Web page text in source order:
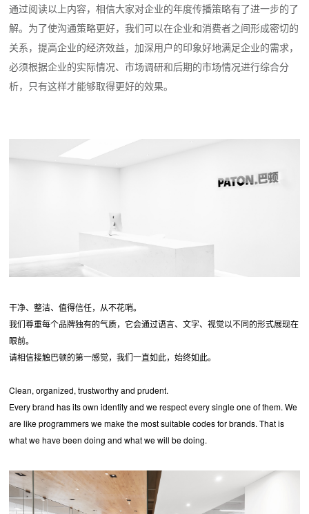
通过阅读以上内容，相信大家对企业的年度传播策略有了进一步的了
解。为了使沟通策略更好，我们可以在企业和消费者之间形成密切的
关系，提高企业的经济效益，加深用户的印象好地满足企业的需求，
必须根据企业的实际情况、市场调研和后期的市场情况进行综合分
析，只有这样才能够取得更好的效果。
干净、整洁、值得信任，从不花哨。
我们尊重每个品牌独有的气质，它会通过语言、文字、视觉以不同的形式展现在
眼前。
请相信接触巴顿的第一感觉，我们一直如此，始终如此。
Clean, organized, trustworthy and prudent.
Every brand has its own identity and we respect every single one of them. We
are like programmers we make the most suitable codes for brands. That is
what we have been doing and what we will be doing.